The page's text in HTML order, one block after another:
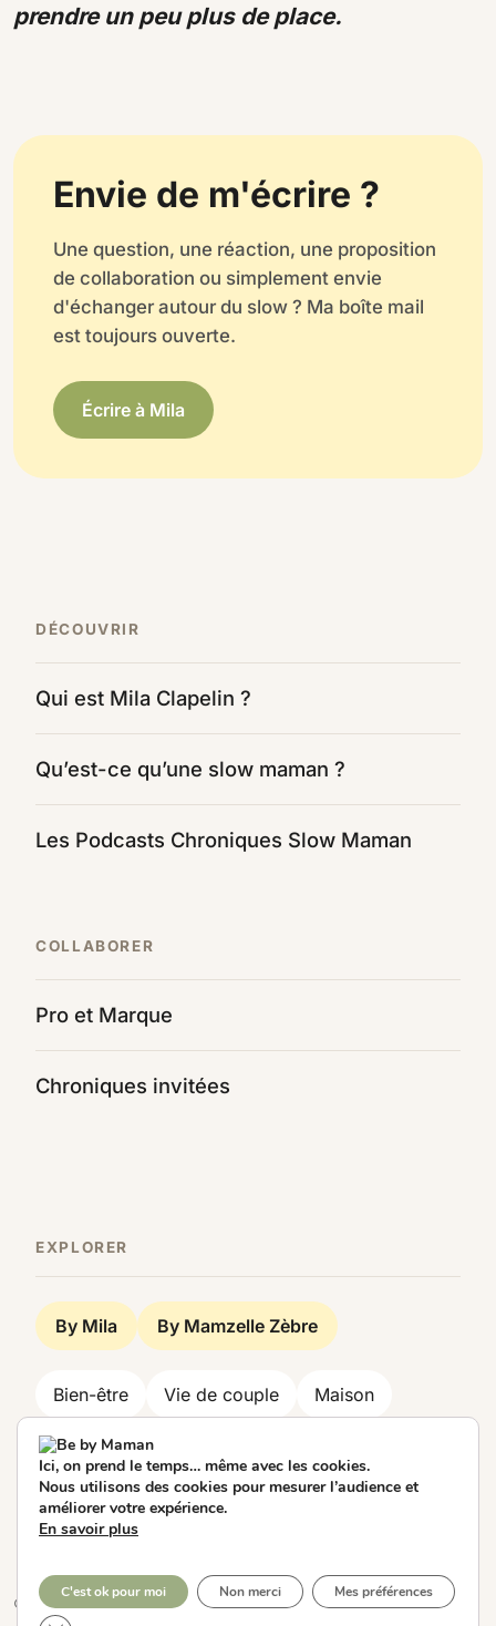
prendre un peu plus de place.
Envie de m'écrire ?
Une question, une réaction, une proposition
de collaboration ou simplement envie
d'échanger autour du slow ? Ma boîte mail
est toujours ouverte.
Écrire à Mila
DÉCOUVRIR
Qui est Mila Clapelin ?
Qu’est-ce qu’une slow maman ?
Les Podcasts Chroniques Slow Maman
COLLABORER
Pro et Marque
Chroniques invitées
EXPLORER
By Mila By Mamzelle Zèbre
Bien-être Vie de couple Maison
Famille Look
Société Décoration Food Voyage
© Be by Maman 2026. Designed by Alithemes
Ici, on prend le temps… même avec les cookies.
Nous utilisons des cookies pour mesurer l’audience et
améliorer votre expérience.
En savoir plus
C'est ok pour moi Non merci Mes préférences